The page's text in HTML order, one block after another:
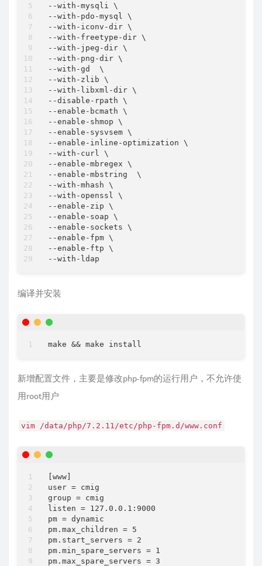
--with-mysqli \
--with-pdo-mysql \
--with-iconv-dir \
--with-freetype-dir \
--with-jpeg-dir \
--with-png-dir \
--with-gd  \
--with-zlib \
--with-libxml-dir \
--disable-rpath \
--enable-bcmath \
--enable-shmop \
--enable-sysvsem \
--enable-inline-optimization \
--with-curl \
--enable-mbregex \
--enable-mbstring  \
--with-mhash \
--with-openssl \
--enable-zip \
--enable-soap \
--enable-sockets \
--enable-fpm \
--enable-ftp \
编译并安装
新增配置文件，主要是修改php-fpm的运行用户，不允许使
用root用户
vim /data/php/7.2.11/etc/php-fpm.d/www.conf
[www]
user = cmig
group = cmig
listen = 127.0.0.1:9000
pm = dynamic
pm.max_children = 5
pm.start_servers = 2
pm.min_spare_servers = 1